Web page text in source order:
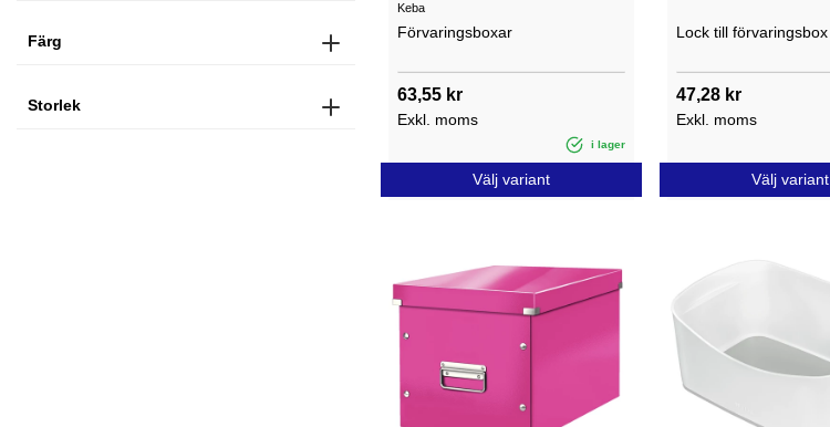
Färg
Storlek
Keba
Förvaringsboxar
63,55 kr
Exkl. moms
i lager
Välj variant
Lock till förvaringsbox
47,28 kr
Exkl. moms
Välj variant